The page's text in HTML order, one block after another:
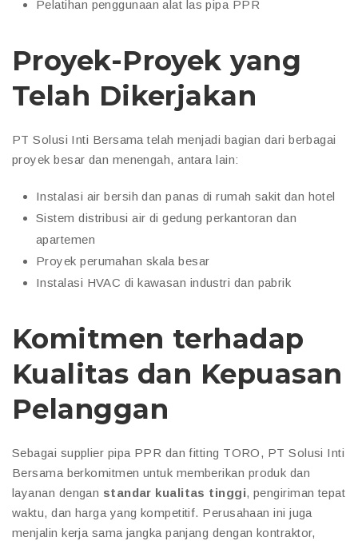
Pelatihan penggunaan alat las pipa PPR
Proyek-Proyek yang
Telah Dikerjakan
PT Solusi Inti Bersama telah menjadi bagian dari berbagai
proyek besar dan menengah, antara lain:
Instalasi air bersih dan panas di rumah sakit dan hotel
Sistem distribusi air di gedung perkantoran dan
apartemen
Proyek perumahan skala besar
Instalasi HVAC di kawasan industri dan pabrik
Komitmen terhadap
Kualitas dan Kepuasan
Pelanggan
Sebagai supplier pipa PPR dan fitting TORO, PT Solusi Inti
Bersama berkomitmen untuk memberikan produk dan
layanan dengan standar kualitas tinggi, pengiriman tepat
waktu, dan harga yang kompetitif. Perusahaan ini juga
menjalin kerja sama jangka panjang dengan kontraktor,